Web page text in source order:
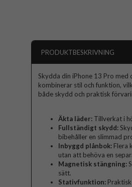
PRODUKTBESKRIVNING
Skydda din iPhone 13 Pro
kombinerar stil och funktion,
både skydd och praktisk
Äkta läder: Tillverkat i
Fullständigt skydd:
bibehåller en slimmad
Inbyggd plånbok: Flera
utan att behöva en
Magnetisk stängning:
sätt.
Stativfunktion: